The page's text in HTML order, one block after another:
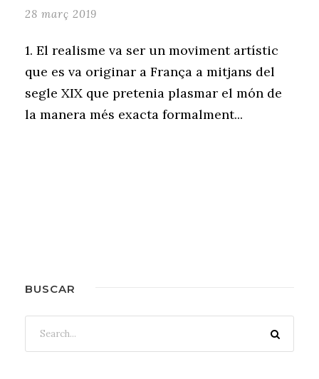
28 març 2019
1. El realisme va ser un moviment artístic
que es va originar a França a mitjans del
segle XIX que pretenia plasmar el món de
la manera més exacta formalment...
BUSCAR